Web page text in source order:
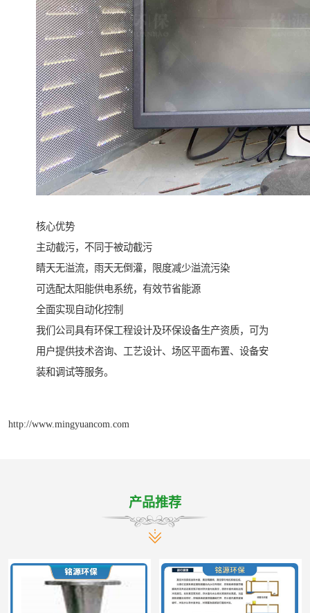
核心优势
主动截污，不同于被动截污
睛天无溢流，雨天无倒灌，限度减少溢流污染
可选配太阳能供电系统，有效节省能源
全面实现自动化控制
我们公司具有环保工程设计及环保设备生产资质，可为
用户提供技术咨询、工艺设计、场区平面布置、设备安
装和调试等服务。
http://www.mingyuancom.com
产品推荐